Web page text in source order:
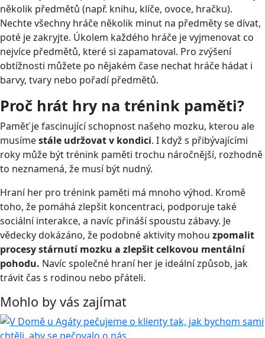
několik předmětů (např. knihu, klíče, ovoce, hračku).
Nechte všechny hráče několik minut na předměty se dívat,
poté je zakryjte. Úkolem každého hráče je vyjmenovat co
nejvíce předmětů, které si zapamatoval. Pro zvýšení
obtížnosti můžete po nějakém čase nechat hráče hádat i
barvy, tvary nebo pořadí předmětů.
Proč hrát hry na trénink paměti?
Paměť je fascinující schopnost našeho mozku, kterou ale
musímestále udržovat v kondici. I když s přibývajícími
roky může být trénink paměti trochu náročnější, rozhodně
to neznamená, že musí být nudný.
Hraní her pro trénink paměti má mnoho výhod. Kromě
toho, že pomáhá zlepšit koncentraci, podporuje také
sociální interakce, a navíc přináší spoustu zábavy. Je
vědecky dokázáno, že podobné aktivity mohou zpomalit
procesy stárnutí mozku a zlepšit celkovou mentální
pohodu. Navíc společné hraní her je ideální způsob, jak
trávit čas s rodinou nebo přáteli.
Mohlo by vás zajímat